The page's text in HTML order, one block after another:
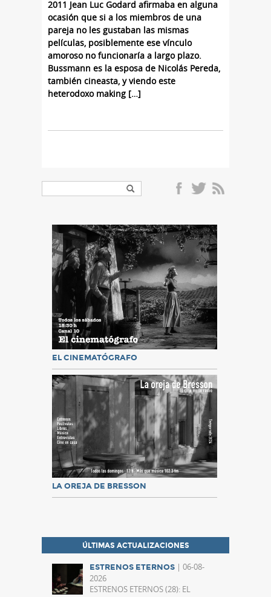
2011 Jean Luc Godard afirmaba en alguna
ocasión que si a los miembros de una
pareja no les gustaban las mismas
películas, posiblemente ese vínculo
amoroso no funcionaría a largo plazo.
Bussmann es la esposa de Nicolás Pereda,
también cineasta, y viendo este
heterodoxo making […]
EL CINEMATÓGRAFO
LA OREJA DE BRESSON
ÚLTIMAS ACTUALIZACIONES
ESTRENOS ETERNOS | 06-08-
2026
ESTRENOS ETERNOS (28): EL